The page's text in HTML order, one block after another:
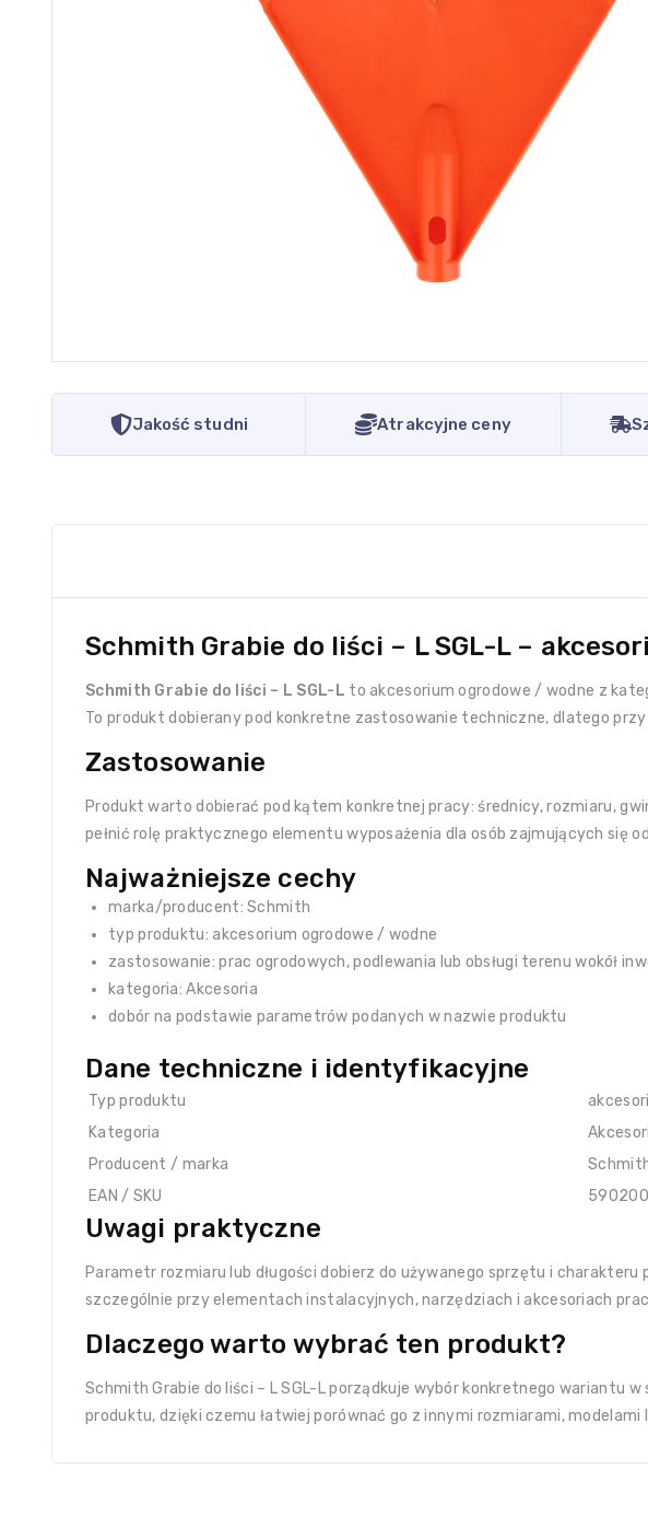
Jakość studni Atrakcyjne ceny
Schmith Grabie do liści – L SGL-L –
Schmith Grabie do liści – L SGL-L to akcesorium ogrodowe / wodne z
To produkt dobierany pod konkretne zastosowanie techniczne, dlatego
Zastosowanie
Produkt warto dobierać pod kątem konkretnej pracy: średnicy, rozmiaru,
pełnić rolę praktycznego elementu wyposażenia dla osób zajmujących
Najważniejsze cechy
marka/producent: Schmith
typ produktu: akcesorium ogrodowe / wodne
zastosowanie: prac ogrodowych, podlewania lub obsługi terenu wokół
kategoria: Akcesoria
dobór na podstawie parametrów podanych w nazwie produktu
Dane techniczne i identyfikacyjne
Typ produktu
Kategoria
Producent / marka
EAN / SKU
Uwagi praktyczne
Parametr rozmiaru lub długości dobierz do używanego sprzętu i
szczególnie przy elementach instalacyjnych, narzędziach i akcesoriach
Dlaczego warto wybrać ten produkt?
Schmith Grabie do liści – L SGL-L porządkuje wybór konkretnego wariantu
produktu, dzięki czemu łatwiej porównać go z innymi rozmiarami,